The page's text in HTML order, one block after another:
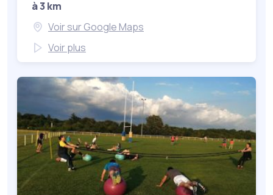
à 3 km
Voir sur Google Maps
Voir plus